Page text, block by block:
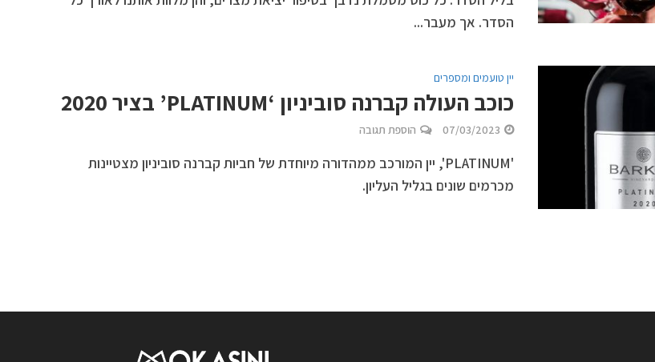
הסדר. אך מעבר...
יין טועמים ומספרים
כוכב העולה קברנה סוביניון ‘PLATINUM’ בציר 2020
07/03/2023 הוספת תגובה
'PLATINUM', יין המורכב ממהדורה מיוחדת של חביות קברנה סוביניון מצטיינות
מכרמים שונים בגליל העליון.